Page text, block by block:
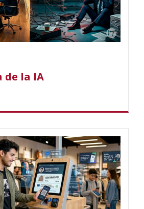
de la IA